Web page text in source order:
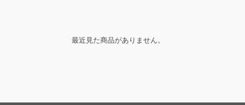
最近見た商品がありません。